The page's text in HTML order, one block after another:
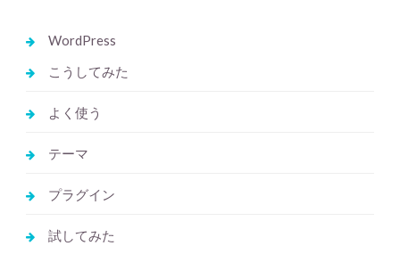
WordPress
こうしてみた
よく使う
テーマ
プラグイン
試してみた